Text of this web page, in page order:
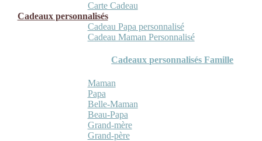
Carte Cadeau
Cadeaux personnalisés
Cadeau Papa personnalisé
Cadeau Maman Personnalisé
Cadeaux personnalisés Famille
Maman
Papa
Belle-Maman
Beau-Papa
Grand-mère
Grand-père